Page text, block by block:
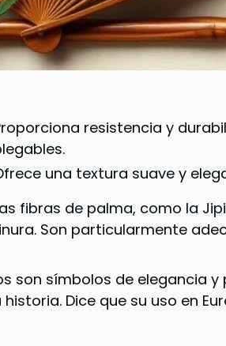
resistencia y
una textura suave y
fibras de palma, como la
Son particularmente
son símbolos de elegancia
historia. Dice que su uso en